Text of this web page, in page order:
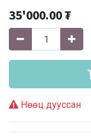
35'000.00₮
Нөөц дууссан